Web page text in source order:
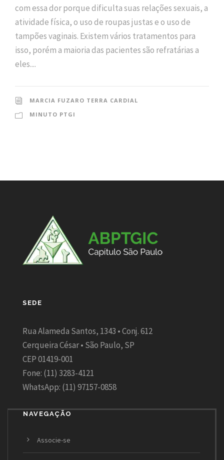
com essa dor porque dificulta suas relações sexuais, a
atividade física, o uso de roupas justas e o uso de
tampões vaginais. Existem vários tratamentos para
isso, porém a maioria das pacientes são refratárias a
eles....
MARCIA FUZARO TERRA CARDIAL
MINUTO PTGI
SEDE
Rua Alameda Santos, 1343 • Conj. 612
Cerqueira César • São Paulo, SP
CEP 01419-001
Fone: (11) 3283-4121
WhatsApp: (11) 97157-0858
NAVEGAÇÃO
Associe-se